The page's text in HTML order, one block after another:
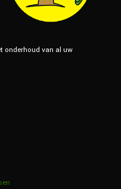
onderhoud van al uw